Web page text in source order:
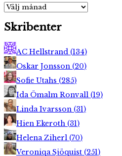
Arkiv
Skribenter
AC Hellstrand (134)
Oskar Jonsson (20)
Sofie Utahs (285)
Ida Ömalm Ronvall (19)
Linda Ivarsson (31)
Hien Ekeroth (31)
Helena Ziherl (70)
Veroniqa Sjöquist (251)